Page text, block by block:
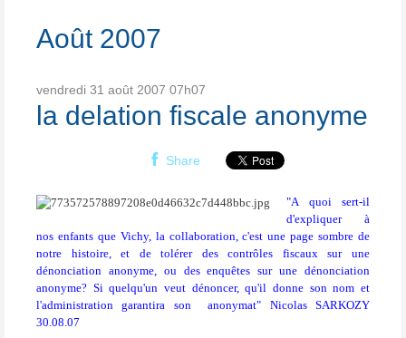
Août 2007
vendredi 31 août 2007 07h07
la delation fiscale anonyme
Share
"A quoi sert-il
d'expliquer à
nos enfants que Vichy, la collaboration, c'est une page sombre de
notre histoire, et de tolérer des contrôles fiscaux sur une
dénonciation anonyme, ou des enquêtes sur une dénonciation
anonyme? Si quelqu'un veut dénoncer, qu'il donne son nom et
l'administration garantira son anonymat" Nicolas SARKOZY
30.08.07